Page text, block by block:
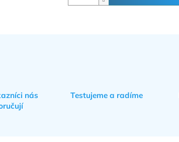
nás
Testujeme a radíme